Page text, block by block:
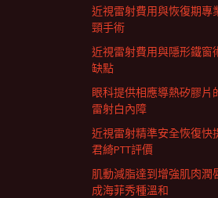
近視雷射費用與恢復期專
頸手術
近視雷射費用與隱形鐵窗
缺點
眼科提供相應導熱矽膠片
雷射白內障
近視雷射精準安全恢復快
君綺PTT評價
肌動減脂達到增強肌肉潤
成海菲秀種溫和